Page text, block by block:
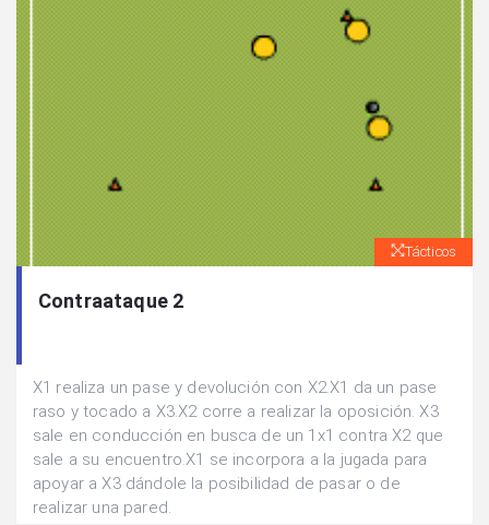
Tácticos
Contraataque 2
X1 realiza un pase y devolución con X2.X1 da un pase
raso y tocado a X3.X2 corre a realizar la oposición. X3
sale en conducción en busca de un 1x1 contra X2 que
sale a su encuentro.X1 se incorpora a la jugada para
apoyar a X3 dándole la posibilidad de pasar o de
realizar una pared.